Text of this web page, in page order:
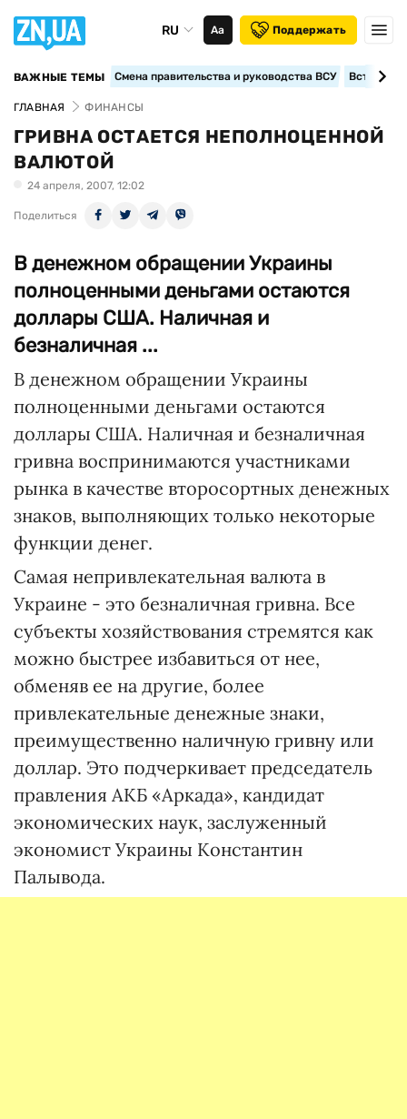
RU Аа Поддержать
ВАЖНЫЕ ТЕМЫ Смена правительства и руководства ВСУ
ГЛАВНАЯ ФИНАНСЫ
ГРИВНА ОСТАЕТСЯ НЕПОЛНОЦЕННОЙ
ВАЛЮТОЙ
24 апреля, 2007, 12:02
Поделиться
В денежном обращении Украины
полноценными деньгами остаются
доллары США. Наличная и
безналичная ...
В денежном обращении Украины
полноценными деньгами остаются
доллары США. Наличная и безналичная
гривна воспринимаются участниками
рынка в качестве второсортных денежных
знаков, выполняющих только некоторые
функции денег.
Самая непривлекательная валюта в
Украине - это безналичная гривна. Все
субъекты хозяйствования стремятся как
можно быстрее избавиться от нее,
обменяв ее на другие, более
привлекательные денежные знаки,
преимущественно наличную гривну или
доллар. Это подчеркивает председатель
правления АКБ «Аркада», кандидат
экономических наук, заслуженный
экономист Украины Константин
Палывода.